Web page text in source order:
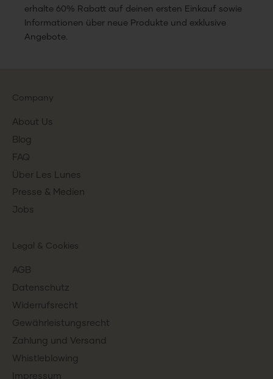
erhalte 60% Rabatt auf deinen ersten Einkauf sowie
Informationen über neue Produkte und exklusive
Angebote.
Company
About Us
Blog
FAQ
Über Les Lunes
Presse & Medien
Jobs
Legal & Cookies
AGB
Datenschutz
Widerrufsrecht
Gewährleistungsrecht
Zahlung und Versand
Whistleblowing
Impressum